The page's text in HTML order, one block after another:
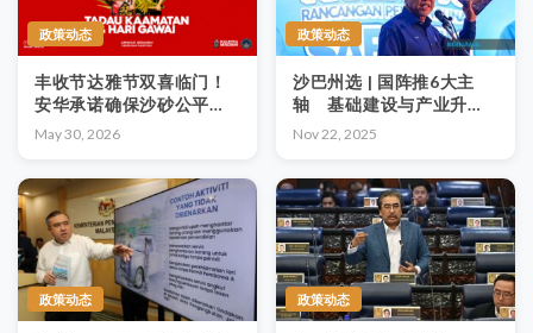
政策动态
丰收节达雅节双喜临门！
安华承诺确保沙砂公平发
展，提升教育医疗及基建
May 30, 2026
政策动态
沙巴州选 | 国阵推6大主
轴 基础建设与产业升级
成企业焦点
Nov 22, 2025
政策动态 政策动态